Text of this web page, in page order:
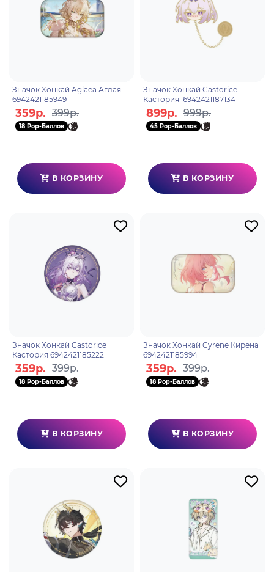
Значок Хонкай Aglaea Аглая
6942421185949
359р. 399р.
18 Pop-Баллов
В КОРЗИНУ
Значок Хонкай Castorice
Кастория 6942421187134
899р. 999р.
45 Pop-Баллов
В КОРЗИНУ
Значок Хонкай Castorice
Кастория 6942421185222
359р. 399р.
18 Pop-Баллов
В КОРЗИНУ
Значок Хонкай Cyrene Кирена
6942421185994
359р. 399р.
18 Pop-Баллов
В КОРЗИНУ